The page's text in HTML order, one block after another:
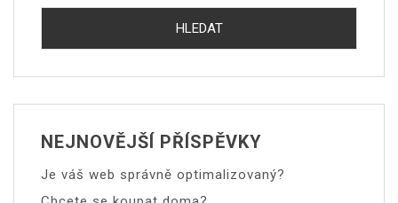
NEJNOVĚJŠÍ PŘÍSPĚVKY
Je váš web správně optimalizovaný?